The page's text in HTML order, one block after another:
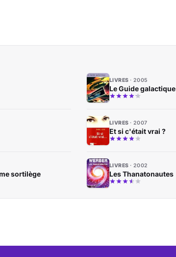
LIVRES 2005
Le Guide galactique
LIVRES 2007
Et si c'était vrai ?
sortilège
LIVRES 2002
Les Thanatonautes